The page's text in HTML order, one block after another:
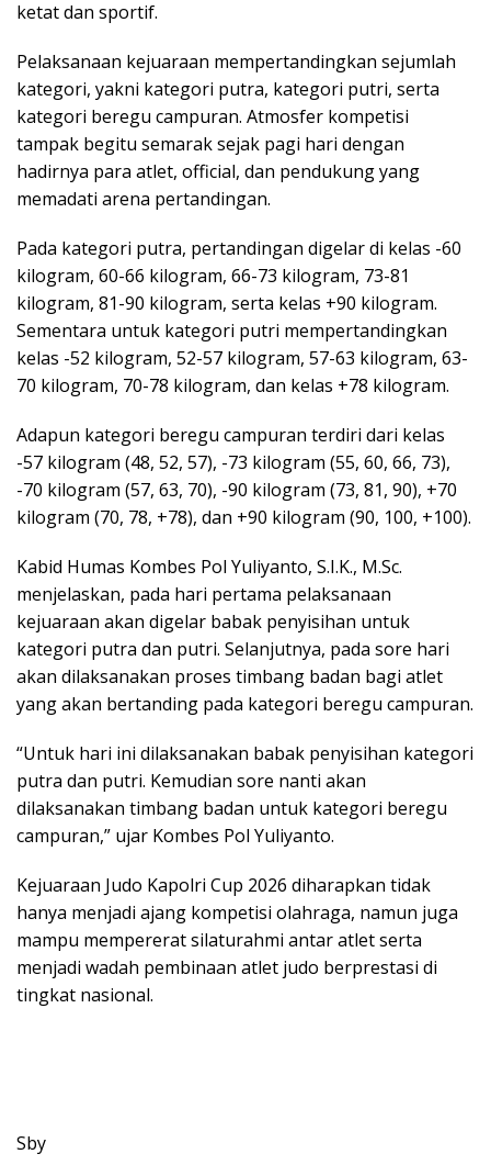
ketat dan sportif.
Pelaksanaan kejuaraan mempertandingkan sejumlah
kategori, yakni kategori putra, kategori putri, serta
kategori beregu campuran. Atmosfer kompetisi
tampak begitu semarak sejak pagi hari dengan
hadirnya para atlet, official, dan pendukung yang
memadati arena pertandingan.
Pada kategori putra, pertandingan digelar di kelas -60
kilogram, 60-66 kilogram, 66-73 kilogram, 73-81
kilogram, 81-90 kilogram, serta kelas +90 kilogram.
Sementara untuk kategori putri mempertandingkan
kelas -52 kilogram, 52-57 kilogram, 57-63 kilogram, 63-
70 kilogram, 70-78 kilogram, dan kelas +78 kilogram.
Adapun kategori beregu campuran terdiri dari kelas
-57 kilogram (48, 52, 57), -73 kilogram (55, 60, 66, 73),
-70 kilogram (57, 63, 70), -90 kilogram (73, 81, 90), +70
kilogram (70, 78, +78), dan +90 kilogram (90, 100, +100).
Kabid Humas Kombes Pol Yuliyanto, S.I.K., M.Sc.
menjelaskan, pada hari pertama pelaksanaan
kejuaraan akan digelar babak penyisihan untuk
kategori putra dan putri. Selanjutnya, pada sore hari
akan dilaksanakan proses timbang badan bagi atlet
yang akan bertanding pada kategori beregu campuran.
“Untuk hari ini dilaksanakan babak penyisihan kategori
putra dan putri. Kemudian sore nanti akan
dilaksanakan timbang badan untuk kategori beregu
campuran,” ujar Kombes Pol Yuliyanto.
Kejuaraan Judo Kapolri Cup 2026 diharapkan tidak
hanya menjadi ajang kompetisi olahraga, namun juga
mampu mempererat silaturahmi antar atlet serta
menjadi wadah pembinaan atlet judo berprestasi di
tingkat nasional.
Sby